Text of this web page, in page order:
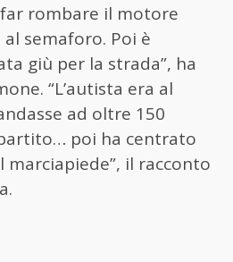
far rombare il motore
semaforo. Poi è
giù per la strada”, ha
“L’autista era al
ad oltre 150
poi ha centrato
marciapiede”, il racconto